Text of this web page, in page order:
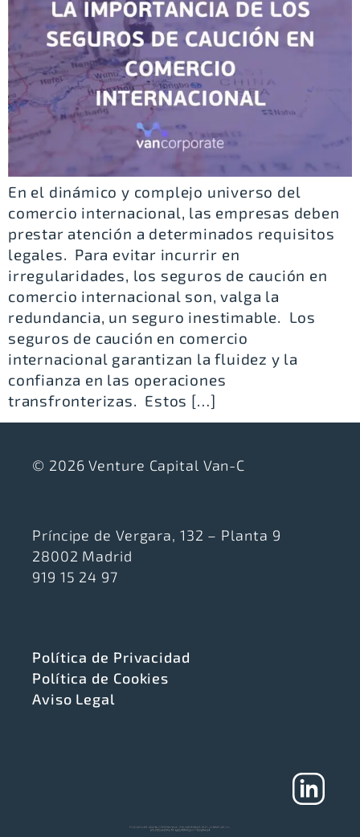
En el dinámico y complejo universo del
comercio internacional, las empresas deben
prestar atención a determinados requisitos
legales. Para evitar incurrir en
irregularidades, los seguros de caución en
comercio internacional son, valga la
redundancia, un seguro inestimable. Los
seguros de caución en comercio
internacional garantizan la fluidez y la
confianza en las operaciones
transfronterizas. Estos […]
© 2026 Venture Capital Van-C
Príncipe de Vergara, 132 – Planta 9
28002 Madrid
919 15 24 97
Política de Privacidad
Política de Cookies
Aviso Legal